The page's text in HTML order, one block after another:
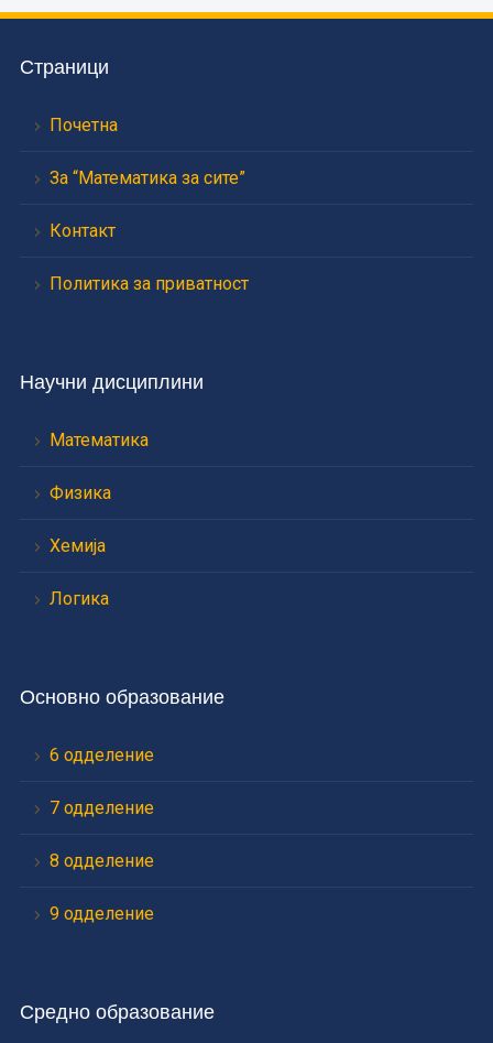
Страници
Почетна
За “Математика за сите”
Контакт
Политика за приватност
Научни дисциплини
Математика
Физика
Хемија
Логика
Основно образование
6 одделение
7 одделение
8 одделение
9 одделение
Средно образование